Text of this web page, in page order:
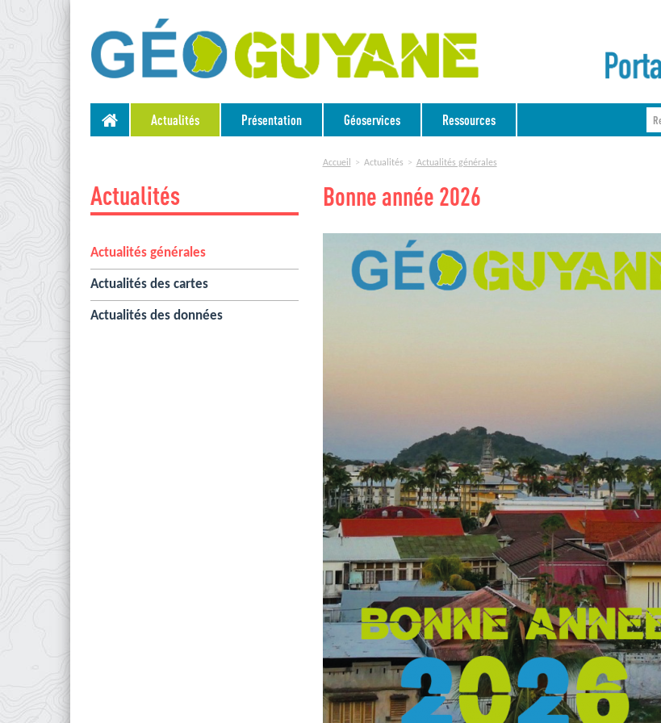
Actualités Présentation Géoservices Ressources
Actualités
Actualités générales
Actualités des cartes
Actualités des données
Accueil Actualités Actualités générales
Bonne année 2026